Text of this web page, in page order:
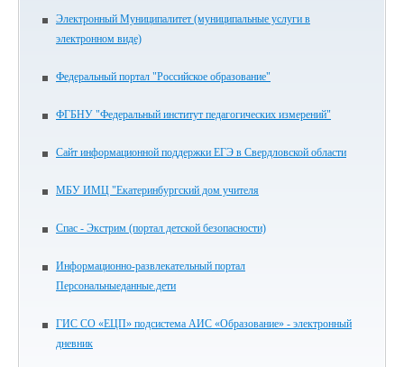
Электронный Муниципалитет (муниципальные услуги в
электронном виде)
Федеральный портал "Российское образование"
ФГБНУ "Федеральный институт педагогических измерений"
Сайт информационной поддержки ЕГЭ в Свердловской области
МБУ ИМЦ "Екатеринбургский дом учителя
Спас - Экстрим (портал детской безопасности)
Информационно-развлекательный портал
Персональныеданные.дети
ГИС СО «ЕЦП» подсистема АИС «Образование» - электронный
дневник